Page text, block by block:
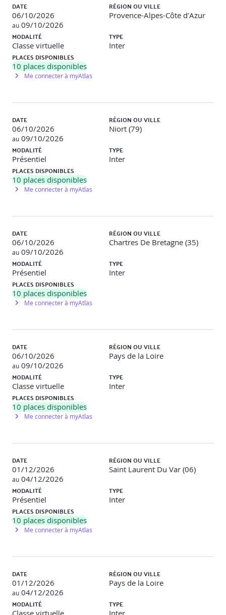
DATE
06/10/2026
au 09/10/2026
RÉGION OU VILLE
Provence-Alpes-Côte d'Azur
MODALITÉ
Classe virtuelle
TYPE
Inter
PLACES DISPONIBLES
10 places disponibles
Me connecter à myAtlas
DATE
06/10/2026
au 09/10/2026
RÉGION OU VILLE
Niort (79)
MODALITÉ
Présentiel
TYPE
Inter
PLACES DISPONIBLES
10 places disponibles
Me connecter à myAtlas
DATE
06/10/2026
au 09/10/2026
RÉGION OU VILLE
Chartres De Bretagne (35)
MODALITÉ
Présentiel
TYPE
Inter
PLACES DISPONIBLES
10 places disponibles
Me connecter à myAtlas
DATE
06/10/2026
au 09/10/2026
RÉGION OU VILLE
Pays de la Loire
MODALITÉ
Classe virtuelle
TYPE
Inter
PLACES DISPONIBLES
10 places disponibles
Me connecter à myAtlas
DATE
01/12/2026
au 04/12/2026
RÉGION OU VILLE
Saint Laurent Du Var (06)
MODALITÉ
Présentiel
TYPE
Inter
PLACES DISPONIBLES
10 places disponibles
Me connecter à myAtlas
DATE
01/12/2026
au 04/12/2026
RÉGION OU VILLE
Pays de la Loire
MODALITÉ TYPE